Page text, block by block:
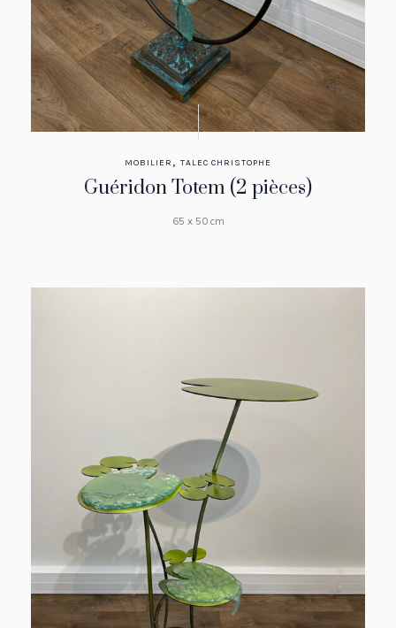
MOBILIER ,TALEC CHRISTOPHE
Guéridon Totem (2 pièces)
65 x 50 cm